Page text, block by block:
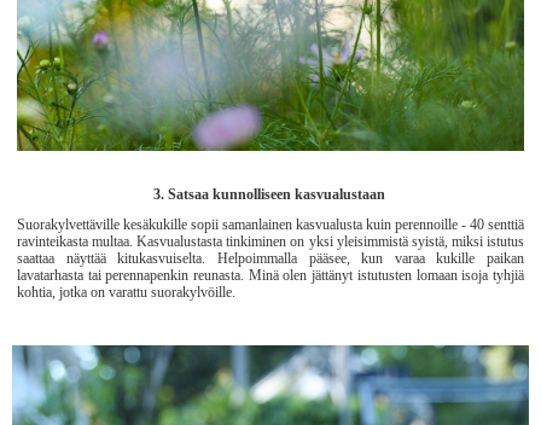
3. Satsaa kunnolliseen kasvualustaan
Suorakylvettäville kesäkukille sopii samanlainen kasvualusta kuin perennoille - 40 senttiä
ravinteikasta multaa. Kasvualustasta tinkiminen on yksi yleisimmistä syistä, miksi istutus
saattaa näyttää kitukasvuiselta. Helpoimmalla pääsee, kun varaa kukille paikan
lavatarhasta tai perennapenkin reunasta. Minä olen jättänyt istutusten lomaan isoja tyhjiä
kohtia, jotka on varattu suorakylvöille.